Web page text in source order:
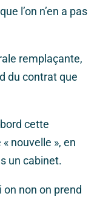
l’on n’en a pas
remplaçante,
du contrat que
cette
nouvelle », en
un cabinet.
on non on prend